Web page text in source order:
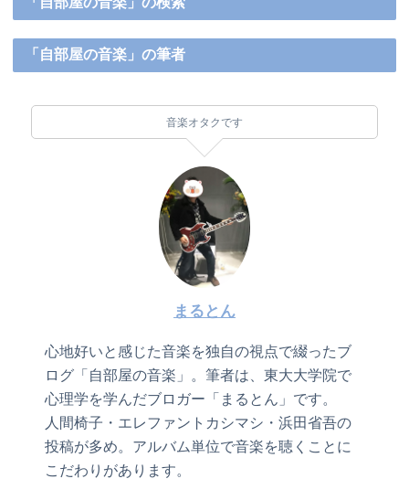
「自部屋の音楽」の筆者
音楽オタクです
まるとん
心地好いと感じた音楽を独自の視点で綴ったブ
ログ「自部屋の音楽」。筆者は、東大大学院で
心理学を学んだブロガー「まるとん」です。
人間椅子・エレファントカシマシ・浜田省吾の
投稿が多め。アルバム単位で音楽を聴くことに
こだわりがあります。